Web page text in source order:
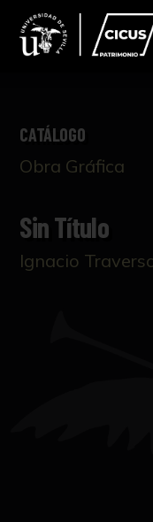
CATÁLOGO
Obra Gráfica
Sin Título
Ignacio